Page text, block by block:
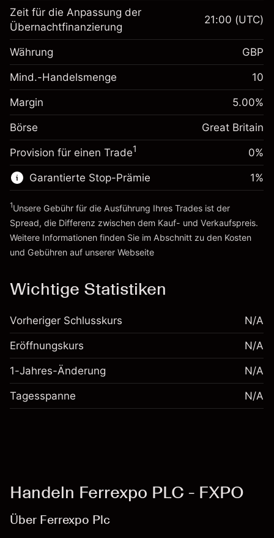
Margin. Ihre Investition
£1,000.00
Anpassung der
Übernachtfinanzierung
fremdfinanzierten
(£0.00)
Positionsgröße mit Hebelwirkung
~£20,000.00
Geld aus Hebelwirkung ~ $
Margin. Ihre Investition
£1,000.00
Anpassung der
Gebühren aus
fremdfinanzierten
Positionswert
0%
Positionsgröße mit Hebelwirkung
Geld aus Hebelwirkung ~ $£19,000.00
Zur Plattform
Zeit für die Anpassung der
Übernachtfinanzierung
21:00 (UTC)
Währung GBP
Mind.-Handelsmenge 10
Margin 5.00%
Börse Great Britain
Provision für einen Trade1 0%
Garantierte Stop-Prämie 1%
1Unsere Gebühr für die Ausführung Ihres Trades ist der
Spread, die Differenz zwischen dem Kauf- und Verkaufspreis.
Weitere Informationen finden Sie im Abschnitt zu den Kosten
und Gebühren auf unserer Webseite
Wichtige Statistiken
Vorheriger Schlusskurs N/A
Eröffnungskurs N/A
1-Jahres-Änderung N/A
Tagesspanne N/A
Handeln Ferrexpo PLC - FXPO
Über Ferrexpo Plc